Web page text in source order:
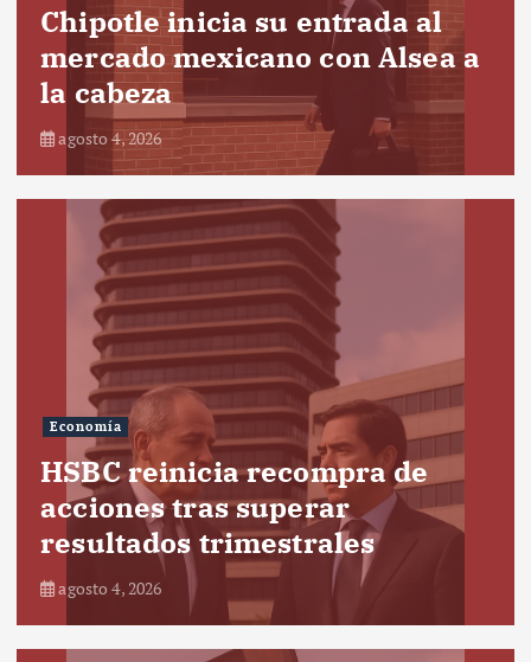
Chipotle inicia su entrada al
mercado mexicano con Alsea a
la cabeza
agosto 4, 2026
Economía
HSBC reinicia recompra de
acciones tras superar
resultados trimestrales
agosto 4, 2026